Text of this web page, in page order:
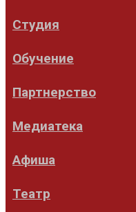
Студия
Обучение
Партнерство
Медиатека
Афиша
Театр